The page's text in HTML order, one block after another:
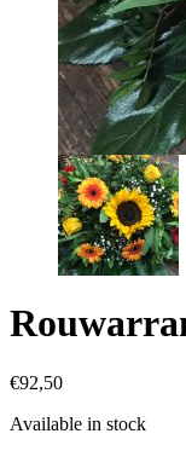
€92,50
Available in stock